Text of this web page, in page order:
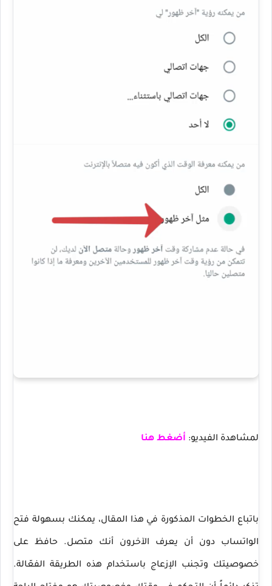
لمشاهدة الفيديو: أضغط هنا
باتباع الخطوات المذكورة في هذا المقال، يمكنك بسهولة فتح
الواتساب دون أن يعرف الآخرون أنك متصل. حافظ على
خصوصيتك وتجنب الإزعاج باستخدام هذه الطريقة الفعّالة.